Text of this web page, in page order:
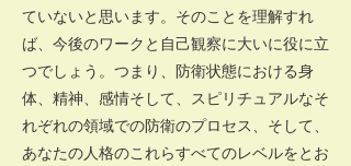
ていないと思います。そのことを理解すれ
ば、今後のワークと自己観察に大いに役に立
つでしょう。つまり、防衛状態における身
体、精神、感情そして、スピリチュアルなそ
れぞれの領域での防衛のプロセス、そして、
あなたの人格のこれらすべてのレベルをとお